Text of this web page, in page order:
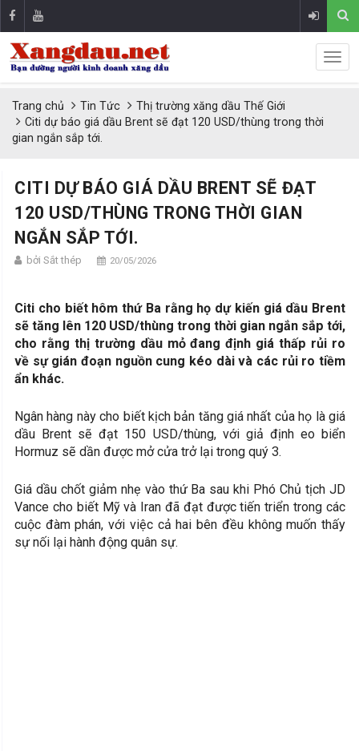
Trang chủ Tin Tức
Thị trường xăng dầu Thế Giới
Citi dự báo giá dầu Brent sẽ đạt 120 USD/thùng trong thời
gian ngắn sắp tới.
CITI DỰ BÁO GIÁ DẦU BRENT SẼ ĐẠT
120 USD/THÙNG TRONG THỜI GIAN
NGẮN SẮP TỚI.
bởi Sắt thép 20/05/2026
Citi cho biết hôm thứ Ba rằng họ dự kiến giá dầu Brent
sẽ tăng lên 120 USD/thùng trong thời gian ngắn sắp tới,
cho rằng thị trường dầu mỏ đang định giá thấp rủi ro
về sự gián đoạn nguồn cung kéo dài và các rủi ro tiềm
ẩn khác.
Ngân hàng này cho biết kịch bản tăng giá nhất của họ là giá
dầu Brent sẽ đạt 150 USD/thùng, với giả định eo biển
Hormuz sẽ dần được mở cửa trở lại trong quý 3.
Giá dầu chốt giảm nhẹ vào thứ Ba sau khi Phó Chủ tịch JD
Vance cho biết Mỹ và Iran đã đạt được tiến triển trong các
cuộc đàm phán, với việc cả hai bên đều không muốn thấy
sự nối lại hành động quân sự.